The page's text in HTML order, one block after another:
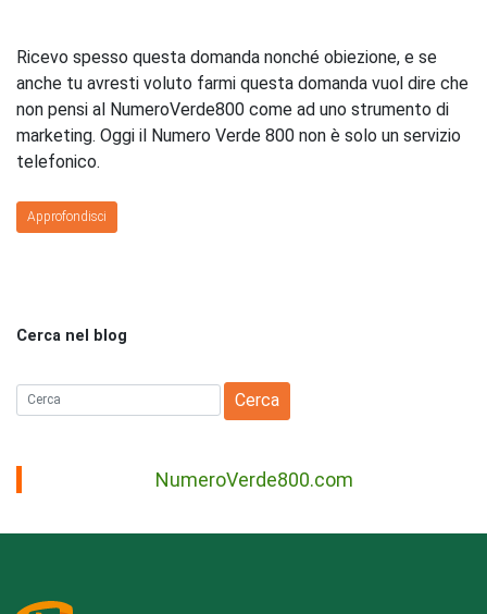
Ricevo spesso questa domanda nonché obiezione, e se
anche tu avresti voluto farmi questa domanda vuol dire che
non pensi al NumeroVerde800 come ad uno strumento di
marketing. Oggi il Numero Verde 800 non è solo un servizio
telefonico.
Approfondisci
Cerca nel blog
NumeroVerde800.com